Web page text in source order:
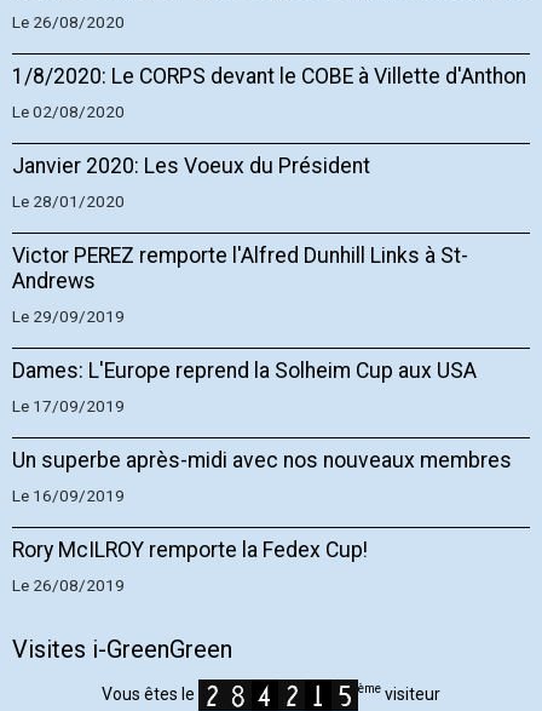
Le 26/08/2020
1/8/2020: Le CORPS devant le COBE à Villette d'Anthon
Le 02/08/2020
Janvier 2020: Les Voeux du Président
Le 28/01/2020
Victor PEREZ remporte l'Alfred Dunhill Links à St-
Andrews
Le 29/09/2019
Dames: L'Europe reprend la Solheim Cup aux USA
Le 17/09/2019
Un superbe après-midi avec nos nouveaux membres
Le 16/09/2019
Rory McILROY remporte la Fedex Cup!
Le 26/08/2019
Visites i-GreenGreen
Vous êtes le ème visiteur